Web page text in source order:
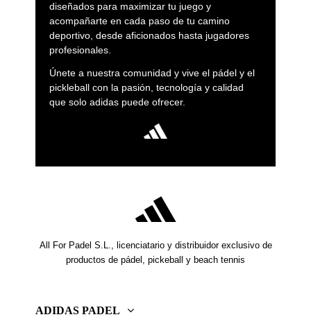
diseñados para maximizar tu juego y
acompañarte en cada paso de tu camino
deportivo, desde aficionados hasta jugadores
profesionales.
Únete a nuestra comunidad y vive el pádel y el
pickleball con la pasión, tecnología y calidad
que solo adidas puede ofrecer.
All For Padel S.L., licenciatario y distribuidor exclusivo de
productos de pádel, pickeball y beach tennis
ADIDAS PADEL